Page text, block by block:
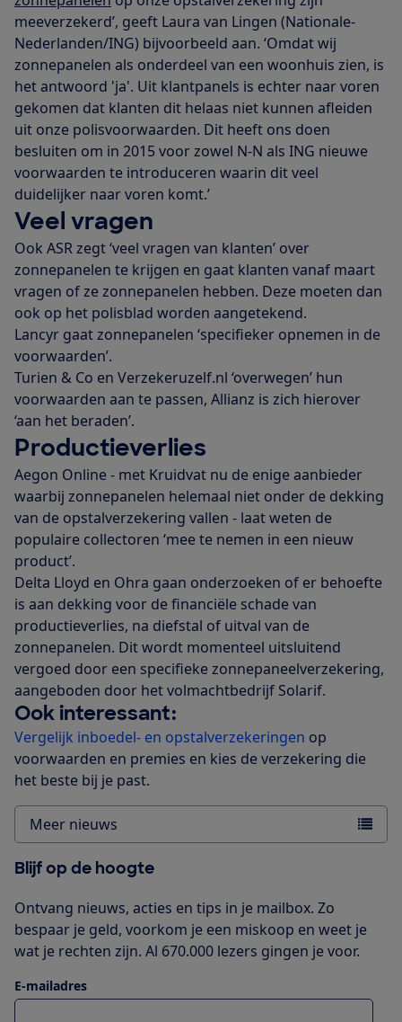
meeverzekerd’, geeft Laura van Lingen (Nationale-
Nederlanden/ING) bijvoorbeeld aan. ‘Omdat wij
zonnepanelen als onderdeel van een woonhuis zien, is
het antwoord 'ja'. Uit klantpanels is echter naar voren
gekomen dat klanten dit helaas niet kunnen afleiden
uit onze polisvoorwaarden. Dit heeft ons doen
besluiten om in 2015 voor zowel N-N als ING nieuwe
voorwaarden te introduceren waarin dit veel
duidelijker naar voren komt.’
Veel vragen
Ook ASR zegt ‘veel vragen van klanten’ over
zonnepanelen te krijgen en gaat klanten vanaf maart
vragen of ze zonnepanelen hebben. Deze moeten dan
ook op het polisblad worden aangetekend.
Lancyr gaat zonnepanelen ‘specifieker opnemen in de
voorwaarden’.
Turien & Co en Verzekeruzelf.nl ‘overwegen’ hun
voorwaarden aan te passen, Allianz is zich hierover
‘aan het beraden’.
Productieverlies
Aegon Online - met Kruidvat nu de enige aanbieder
waarbij zonnepanelen helemaal niet onder de dekking
van de opstalverzekering vallen - laat weten de
populaire collectoren ‘mee te nemen in een nieuw
product’.
Delta Lloyd en Ohra gaan onderzoeken of er behoefte
is aan dekking voor de financiële schade van
productieverlies, na diefstal of uitval van de
zonnepanelen. Dit wordt momenteel uitsluitend
vergoed door een specifieke zonnepaneelverzekering,
aangeboden door het volmachtbedrijf Solarif.
Ook interessant:
Vergelijk inboedel- en opstalverzekeringen op
voorwaarden en premies en kies de verzekering die
het beste bij je past.
Meer nieuws
Blijf op de hoogte
Ontvang nieuws, acties en tips in je mailbox. Zo
bespaar je geld, voorkom je een miskoop en weet je
wat je rechten zijn. Al 670.000 lezers gingen je voor.
E-mailadres